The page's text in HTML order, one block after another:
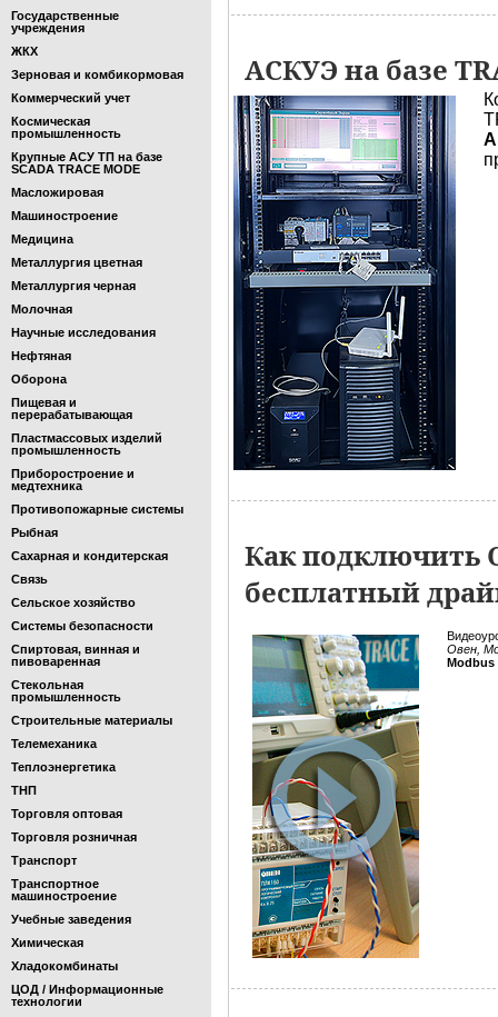
Государственные
учреждения
ЖКХ
Зерновая и комбикормовая
Коммерческий учет
Космическая
промышленность
Крупные АСУ ТП на базе
SCADA TRACE MODE
Масложировая
Машиностроение
Медицина
Металлургия цветная
Металлургия черная
Молочная
Научные исследования
Нефтяная
Оборона
Пищевая и
перерабатывающая
Пластмассовых изделий
промышленность
Приборостроение и
медтехника
Противопожарные системы
Рыбная
Сахарная и кондитерская
Связь
Сельское хозяйство
Системы безопасности
Спиртовая, винная и
пивоваренная
Стекольная
промышленность
Строительные материалы
Телемеханика
Теплоэнергетика
ТНП
Торговля оптовая
Торговля розничная
Транспорт
Транспортное
машиностроение
Учебные заведения
Химическая
Хладокомбинаты
ЦОД / Информационные
технологии
АСКУЭ на базе
Как подключить
бесплатный
Овен,
Modbus